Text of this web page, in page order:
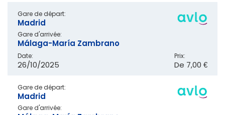
Gare de départ:
Madrid
Gare d'arrivée:
Málaga-María Zambrano
Date:
26/10/2025
Prix:
De 7,00 €
Gare de départ:
Madrid
Gare d'arrivée: